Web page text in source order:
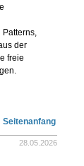
der
freie
Seitenanfang
28.05.2026